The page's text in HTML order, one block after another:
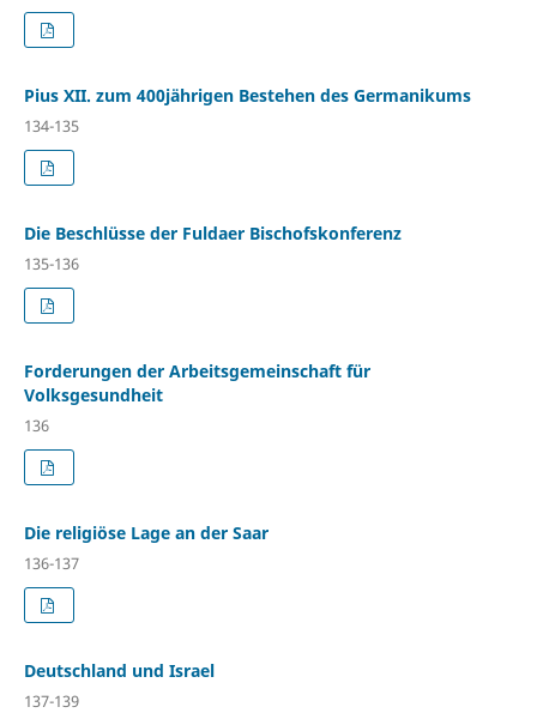
Pius XII. zum 400jährigen Bestehen des Germanikums
134-135
Die Beschlüsse der Fuldaer Bischofskonferenz
135-136
Forderungen der Arbeitsgemeinschaft für
Volksgesundheit
136
Die religiöse Lage an der Saar
136-137
Deutschland und Israel
137-139